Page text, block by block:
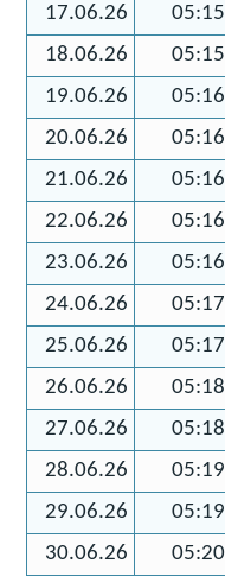
17.06.26
18.06.26
19.06.26
20.06.26
21.06.26
22.06.26
23.06.26
24.06.26
25.06.26
26.06.26
27.06.26
28.06.26
29.06.26
30.06.26